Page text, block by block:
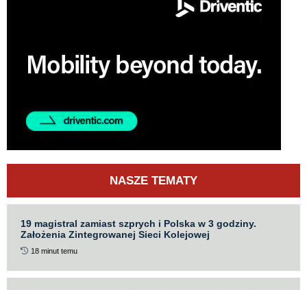
NASZE TEMATY
19 magistral zamiast szprych i Polska w 3 godziny.
Założenia Zintegrowanej Sieci Kolejowej
18 minut temu